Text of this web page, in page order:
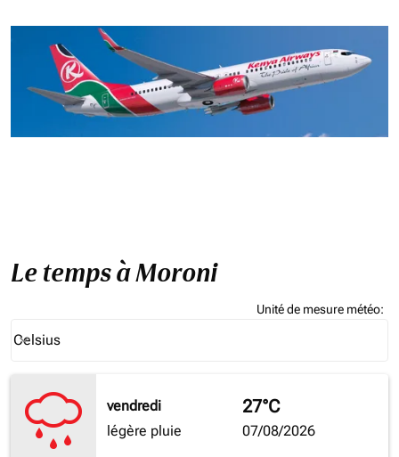
Le temps à Moroni
Unité de mesure météo:
Celsius
keyboard_arrow_down
vendredi
légère pluie
27°C
07/08/2026